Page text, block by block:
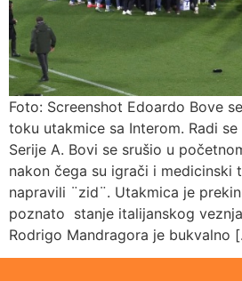
Foto: Screenshot Edoardo Bove
toku utakmice sa Interom. Radi
Serije A. Bovi se srušio u
nakon čega su igrači i medicinski
napravili ¨zid¨. Utakmica je
poznato stanje italijanskog
Rodrigo Mandragora je bukvalno